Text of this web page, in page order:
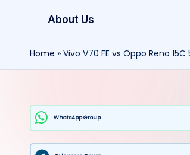
About Us
Home » Vivo V70 FE vs Oppo Reno
WhatsApp Group